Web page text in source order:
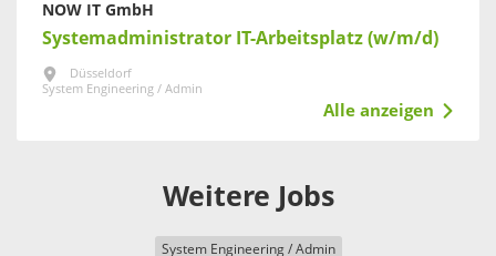
NOW IT GmbH
Systemadministrator IT-Arbeitsplatz (w/m/d)
Düsseldorf
System Engineering / Admin
Alle anzeigen
Weitere Jobs
System Engineering / Admin